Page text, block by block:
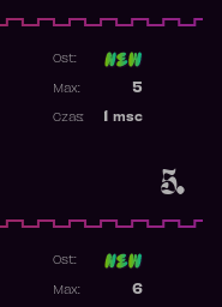
5.
Ost:
5
Max:
msc
Czas:
Ost:
6
Max: